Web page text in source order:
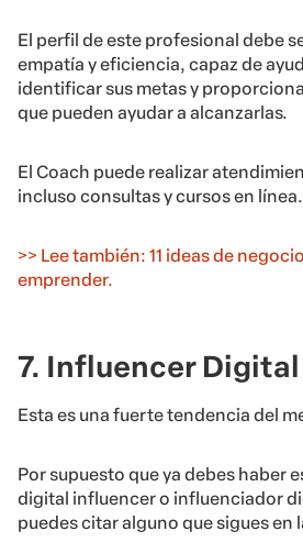
El perfil de este profesional debe
empatía y eficiencia, capaz de
identificar sus metas y
que pueden ayudar a alcanzarlas.
El Coach puede realizar
incluso consultas y cursos en línea.
>> Lee también: 11 ideas de
emprender.
7. Influencer Digital
Esta es una fuerte tendencia del
Por supuesto que ya debes haber
digital influencer o influenciador
puedes citar alguno que sigues en